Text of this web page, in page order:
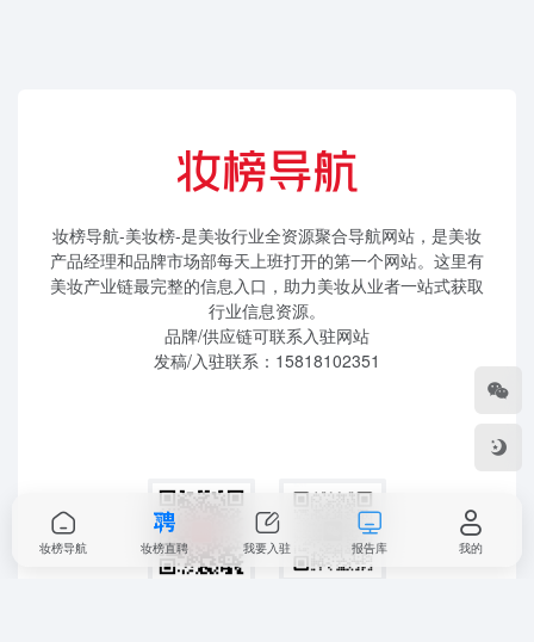
妆榜导航-美妆榜-是美妆行业全资源聚合导航网站，是美妆
产品经理和品牌市场部每天上班打开的第一个网站。这里有
美妆产业链最完整的信息入口，助力美妆从业者一站式获取
行业信息资源。
品牌/供应链可联系入驻网站
发稿/入驻联系：15818102351
妆榜导航 妆榜直聘 我要入驻 报告库 我的